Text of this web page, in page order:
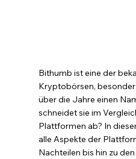
Bithumb ist eine der
Kryptobörsen,
über die Jahre einen
schneidet sie im
Plattformen ab? In
alle Aspekte der
Nachteilen bis hin zu